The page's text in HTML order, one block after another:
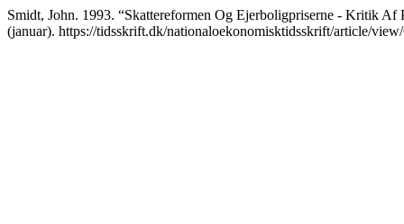
Smidt, John. 1993. “Skattereformen Og Ejerboligpriserne - Kritik Af
(januar). https://tidsskrift.dk/nationaloekonomisktidsskrift/article/